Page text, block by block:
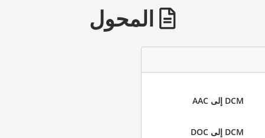
المحول
DCM إلى AAC
DCM إلى DOC